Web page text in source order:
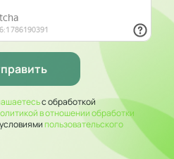
с обработкой
в отношении обработки
пользовательского